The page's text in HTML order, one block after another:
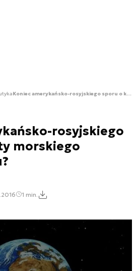
Koniec amerykańsko-rosyjskiego sporu o koszty morskiego kosmodromu?
rosyjskiego
morskiego
1 min.